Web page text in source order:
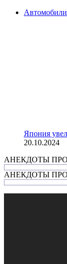
Автомобили
Япония
20.10.2024
АНЕКДОТЫ
АНЕКДОТЫ